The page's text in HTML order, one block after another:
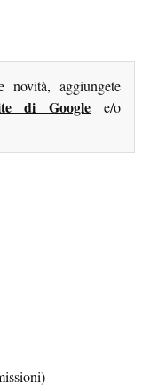
novità, aggiungete
di Google e/o